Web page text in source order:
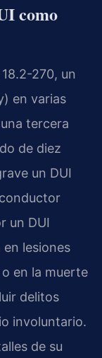
como
270, un
en varias
tercera
de diez
un DUI
un DUI
en lesiones
en la muerte
delitos
involuntario.
de su